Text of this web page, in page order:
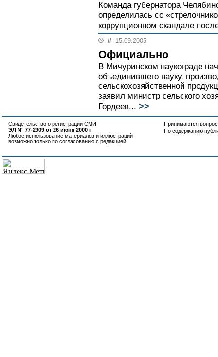
Команда губернатора
определилась со
коррупционном скандале
// 15.09.2005
Официально
В Мичуринском наукограде
объединившего науку,
сельскохозяйственной
заявил министр сельского
Гордеев... >>
Свидетельство о регистрации СМИ:
ЭЛ N° 77-2909 от 26 июня 2000 г
Любое использование материалов и иллюстраций
возможно только по согласованию с редакцией
Принимаются
По содержанию